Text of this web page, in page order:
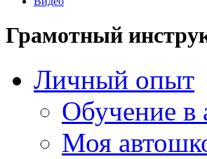
Грамотный
Личный опыт
Обучение в
Моя